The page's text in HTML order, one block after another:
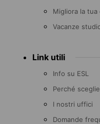
Migliora la tua
Vacanze
Link utili
Info su ESL
Perché
I nostri uffici
Domande